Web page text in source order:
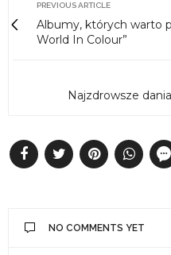
PREVIOUS ARTICLE
Albumy, których warto
World In Colour”
Najzdrowsze
NO COMMENTS YET